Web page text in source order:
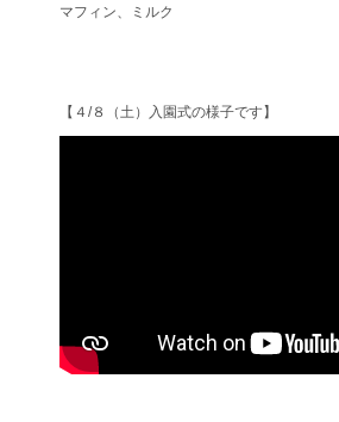
マフィン、ミルク
【４/８（土）入園式の様子です】